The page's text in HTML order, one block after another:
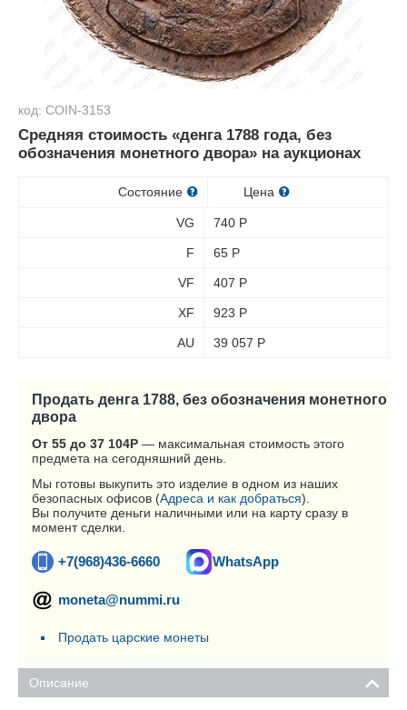
код: COIN-3153
Средняя стоимость «денга 1788 года, без
обозначения монетного двора» на аукционах
Состояние Цена
VG 740 Р
F 65 Р
VF 407 Р
XF 923 Р
AU 39 057 Р
Продать денга 1788, без обозначения монетного
двора
От 55 до 37 104Р — максимальная стоимость этого
предмета на сегодняшний день.
Мы готовы выкупить это изделие в одном из наших
безопасных офисов (Адреса и как добраться).
Вы получите деньги наличными или на карту сразу в
момент сделки.
+7(968)436-6660 WhatsApp
moneta@nummi.ru
Продать царские монеты
Описание